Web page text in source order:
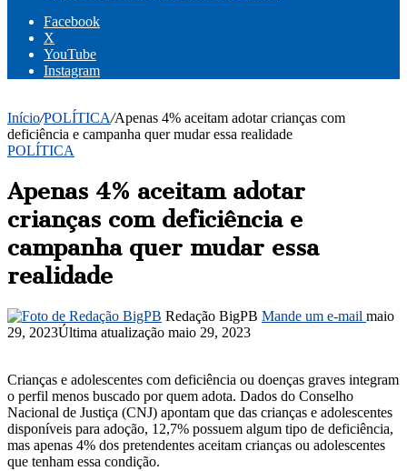
Facebook
X
YouTube
Instagram
Início/POLÍTICA/Apenas 4% aceitam adotar crianças com
deficiência e campanha quer mudar essa realidade
POLÍTICA
Apenas 4% aceitam adotar
crianças com deficiência e
campanha quer mudar essa
realidade
Redação BigPB Mande um e-mail maio
29, 2023Última atualização maio 29, 2023
Crianças e adolescentes com deficiência ou doenças graves integram
o perfil menos buscado por quem adota. Dados do Conselho
Nacional de Justiça (CNJ) apontam que das crianças e adolescentes
disponíveis para adoção, 12,7% possuem algum tipo de deficiência,
mas apenas 4% dos pretendentes aceitam crianças ou adolescentes
que tenham essa condição.